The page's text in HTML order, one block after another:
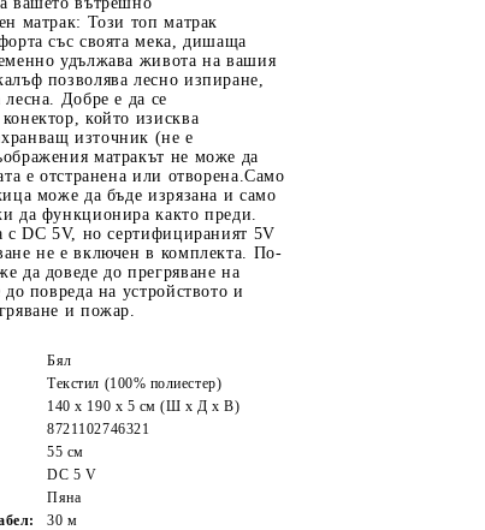
матрак: Този топ матрак
със своята мека, дишаща
удължава живота на вашия
позволява лесно изпиране,
Добре е да се
който изисква
източник (не е
матракът не може да
е отстранена или отворена.Само
може да бъде изрязана и само
да функционира както преди.
с DC 5V, но сертифицираният 5V
не е включен в комплекта. По-
да доведе до прегряване на
повреда на устройството и
и пожар.
Бял
Текстил (100% полиестер)
140 x 190 x 5 см (Ш x Д x В)
8721102746321
55 см
DC 5 V
Пяна
30 м